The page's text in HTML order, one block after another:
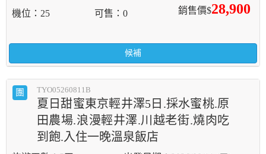
銷售價$28,900
機位 25 可售 0
候補
團 TYO05260811B
夏日甜蜜東京輕井澤5日.採水蜜桃.原
田農場.浪漫輕井澤.川越老街.燒肉吃
到飽.入住一晚溫泉飯店